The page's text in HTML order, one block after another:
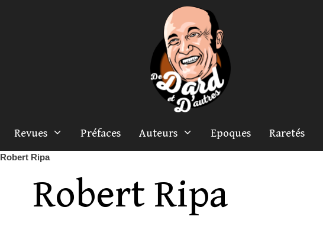
Revues Préfaces Auteurs Epoques Raretés
Robert Ripa
Robert Ripa